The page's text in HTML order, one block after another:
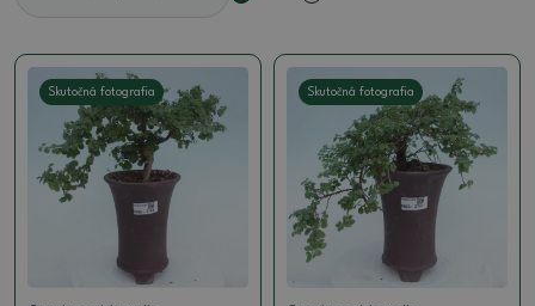
Skutočná fotografia Skutočná fotografia